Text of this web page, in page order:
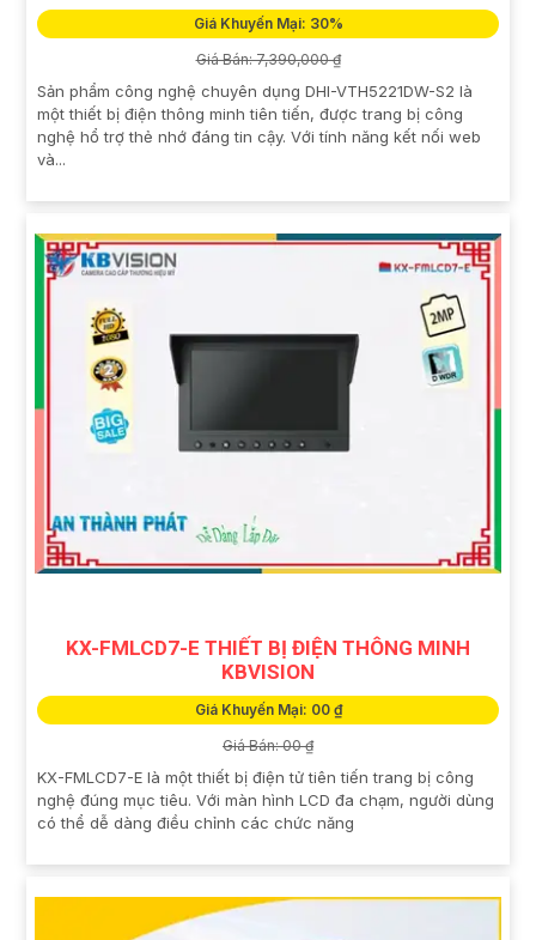
Giá Khuyến Mại: 30%
Giá Bán: 7,390,000 ₫
Sản phẩm công nghệ chuyên dụng DHI-VTH5221DW-S2 là
một thiết bị điện thông minh tiên tiến, được trang bị công
nghệ hổ trợ thẻ nhớ đáng tin cậy. Với tính năng kết nối web
và...
KX-FMLCD7-E THIẾT BỊ ĐIỆN THÔNG MINH
KBVISION
Giá Khuyến Mại: 00 ₫
Giá Bán: 00 ₫
KX-FMLCD7-E là một thiết bị điện tử tiên tiến trang bị công
nghệ đúng mục tiêu. Với màn hình LCD đa chạm, người dùng
có thể dễ dàng điều chỉnh các chức năng